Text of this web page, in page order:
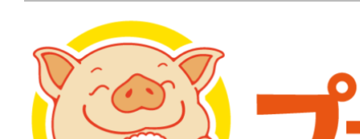
プーさんの満腹日記 |
豊中・箕面)のランチ＆
化してます。